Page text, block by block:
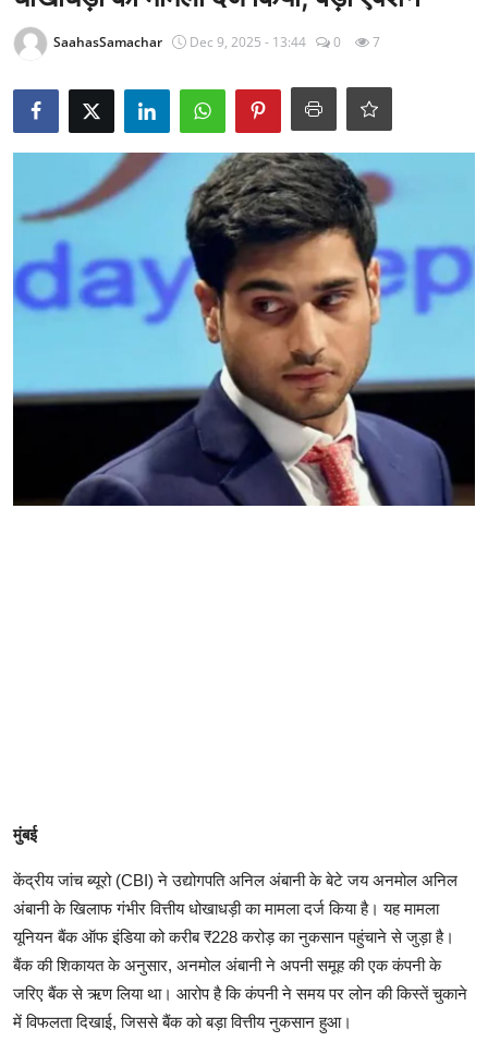
Epaper
लाइफस्टाइल
टेक
SaahasSamachar Dec 9, 2025 - 13:44 0 7
मुंबई
केंद्रीय जांच ब्यूरो (CBI) ने उद्योगपति अनिल अंबानी के बेटे जय अनमोल अनिल
अंबानी के खिलाफ गंभीर वित्तीय धोखाधड़ी का मामला दर्ज किया है। यह मामला
यूनियन बैंक ऑफ इंडिया को करीब ₹228 करोड़ का नुकसान पहुंचाने से जुड़ा है।
बैंक की शिकायत के अनुसार, अनमोल अंबानी ने अपनी समूह की एक कंपनी के
जरिए बैंक से ऋण लिया था। आरोप है कि कंपनी ने समय पर लोन की किस्तें चुकाने
में विफलता दिखाई, जिससे बैंक को बड़ा वित्तीय नुकसान हुआ।